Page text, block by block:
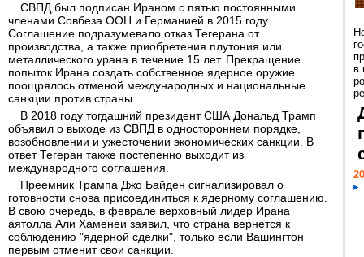
СВПД был подписан Ираном с пятью постоянными
членами Совбеза ООН и Германией в 2015 году.
Соглашение подразумевало отказ Тегерана от
производства, а также приобретения плутония или
металлического урана в течение 15 лет. Прекращение
попыток Ирана создать собственное ядерное оружие
поощрялось отменой международных и национальные
санкции против страны.
В 2018 году тогдашний президент США Дональд Трамп
объявил о выходе из СВПД в одностороннем порядке,
возобновлении и ужесточении экономических санкции. В
ответ Тегеран также постепенно выходит из
международного соглашения.
Преемник Трампа Джо Байден сигнализировал о
готовности снова присоединиться к ядерному соглашению.
В свою очередь, в феврале верховный лидер Ирана
аятолла Али Хаменеи заявил, что страна вернется к
соблюдению "ядерной сделки", только если Вашингтон
первым отменит свои санкции.
в